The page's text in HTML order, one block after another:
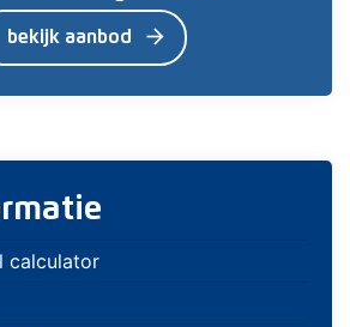
bekijk aanbod arrow_forward
calculator